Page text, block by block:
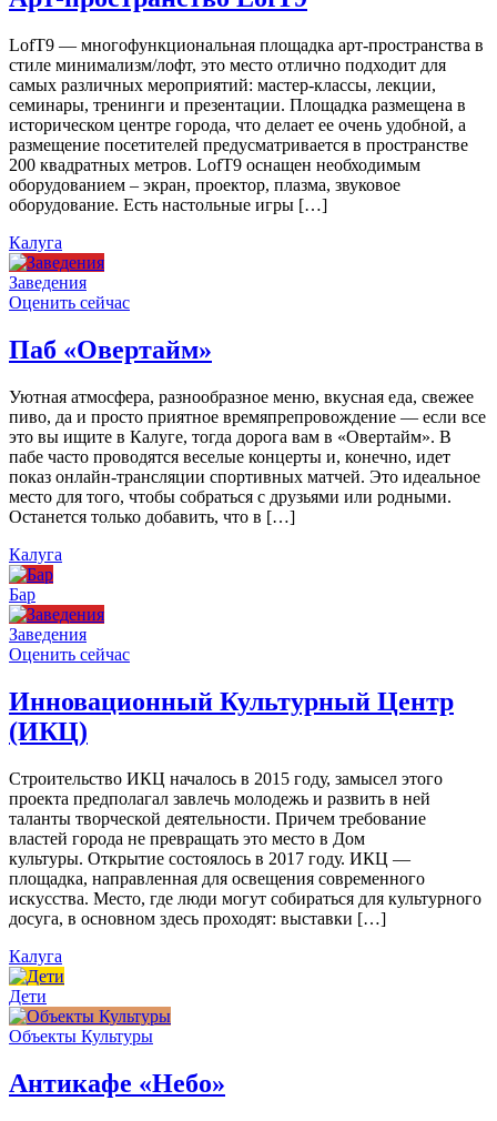
LofT9 — многофункциональная площадка арт-пространства в
стиле минимализм/лофт, это место отлично подходит для
самых различных мероприятий: мастер-классы, лекции,
семинары, тренинги и презентации. Площадка размещена в
историческом центре города, что делает ее очень удобной, а
размещение посетителей предусматривается в пространстве
200 квадратных метров. LofT9 оснащен необходимым
оборудованием – экран, проектор, плазма, звуковое
оборудование. Есть настольные игры […]
Калуга
Заведения
Оценить сейчас
Паб «Овертайм»
Уютная атмосфера, разнообразное меню, вкусная еда, свежее
пиво, да и просто приятное времяпрепровождение — если все
это вы ищите в Калуге, тогда дорога вам в «Овертайм». В
пабе часто проводятся веселые концерты и, конечно, идет
показ онлайн-трансляции спортивных матчей. Это идеальное
место для того, чтобы собраться с друзьями или родными.
Останется только добавить, что в […]
Калуга
Бар
Заведения
Оценить сейчас
Инновационный Культурный Центр
(ИКЦ)
Строительство ИКЦ началось в 2015 году, замысел этого
проекта предполагал завлечь молодежь и развить в ней
таланты творческой деятельности. Причем требование
властей города не превращать это место в Дом
культуры. Открытие состоялось в 2017 году. ИКЦ —
площадка, направленная для освещения современного
искусства. Место, где люди могут собираться для культурного
досуга, в основном здесь проходят: выставки […]
Калуга
Дети
Объекты Культуры
Антикафе «Небо»